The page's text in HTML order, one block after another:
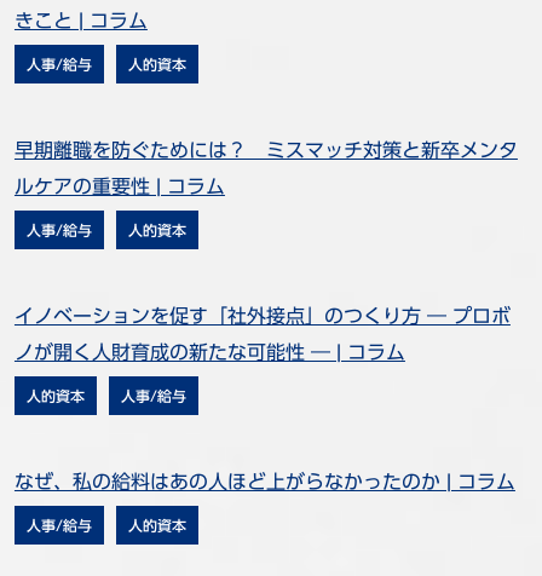
きこと | コラム
人事/給与 人的資本
早期離職を防ぐためには？ ミスマッチ対策と新卒メンタ
ルケアの重要性 | コラム
人事/給与 人的資本
イノベーションを促す「社外接点」のつくり方 ― プロボ
ノが開く人財育成の新たな可能性 ― | コラム
人的資本 人事/給与
なぜ、私の給料はあの人ほど上がらなかったのか | コラム
人事/給与 人的資本